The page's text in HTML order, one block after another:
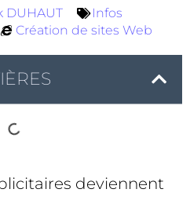
DUHAUT
Infos
Création de sites Web
deviennent